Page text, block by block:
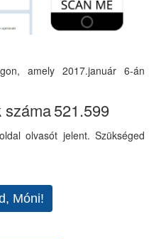
amely 2017.január 6-án
száma521.599
olvasót jelent. Szükséged
Móni!